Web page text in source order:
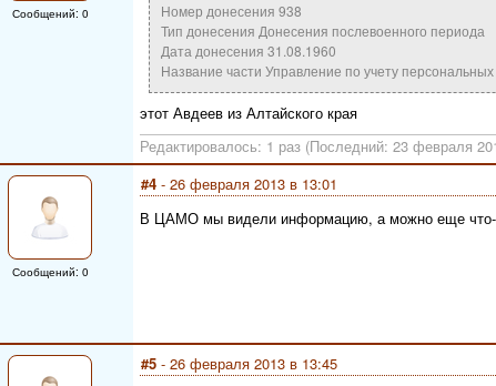
Сообщений: 0
Номер донесения 938
Тип донесения Донесения послевоенного периода
Дата донесения 31.08.1960
Название части Управление по учету
этот Авдеев из Алтайского края
Редактировалось: 1 раз (Последний: 23 февраля
Сообщений: 0
#4 - 26 февраля 2013 в 13:01
В ЦАМО мы видели информацию, а можно еще что-
#5 - 26 февраля 2013 в 13:45